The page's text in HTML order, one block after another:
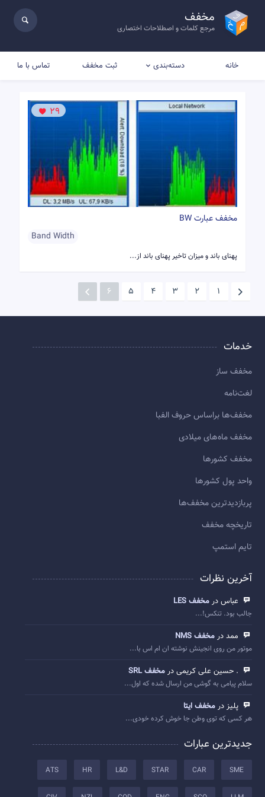
مخفف
مرجع کلمات و اصطلاحات اختصاری
خانه دسته‌بندی ثبت مخفف تماس با ما
29
مخفف عبارت BW
Band Width
پهنای باند و میزان تاخیر پهنای باند از...
1
2
3
4
5
6
خدمات
مخفف ساز
لغت‌نامه
مخفف‌ها براساس حروف الفبا
مخفف ماه‌های میلادی
مخفف کشورها
واحد پول کشورها
پربازديدترين مخفف‌ها
تاريخچه مخفف
تایم استمپ
آخرین نظرات
عباس در مخفف LES
جالب بود. تنکس!...
ممد در مخفف NMS
موتور من روی انجینش نوشته ان ام اس با...
. حسین علی کریمی در مخفف SRL
سلام پیامی به گوشی من ارسال شده که اول...
پلیز در مخفف ایتا
هر کسی که توی وطن جا خوش کرده خودی...
جدیدترین عبارات
SME
CAR
STAR
L&D
HR
ATS